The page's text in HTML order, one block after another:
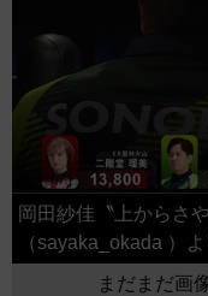
岡田紗佳〝上からさ
（sayaka_okada ）よ
まだまだ画